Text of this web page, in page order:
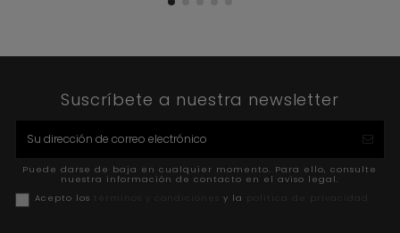
Suscríbete a nuestra newsletter
Puede darse de baja en cualquier momento. Para ello, consulte
nuestra información de contacto en el aviso legal.
Acepto los
y la